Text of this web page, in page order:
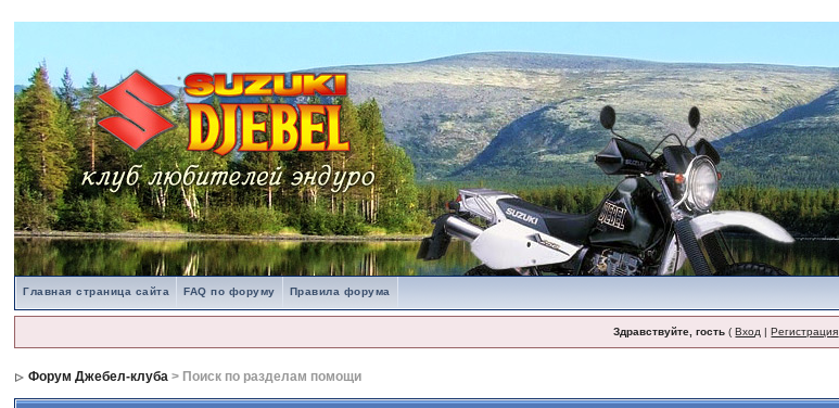
Главная страница сайта FAQ по форуму Правила форума
Здравствуйте, гость (Вход |Регистрация
Форум Джебел-клуба > Поиск по разделам помощи